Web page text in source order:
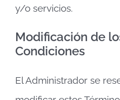
y/o servicios.
Modificación de
Condiciones
El Administrador se